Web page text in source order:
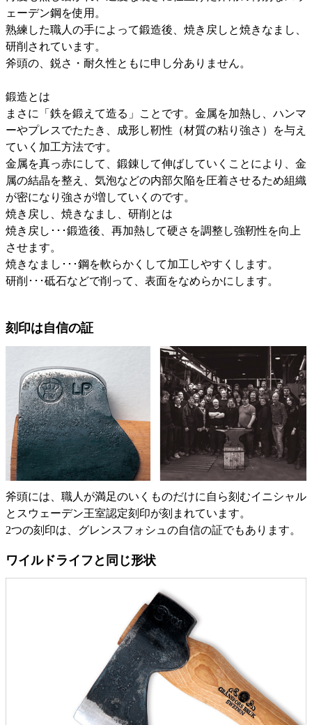
ェーデン鋼を使用。
熟練した職人の手によって鍛造後、焼き戻しと焼きなまし、
研削されています。
斧頭の、鋭さ・耐久性ともに申し分ありません。
鍛造とは
まさに「鉄を鍛えて造る」ことです。金属を加熱し、ハンマ
ーやプレスでたたき、成形し靭性（材質の粘り強さ）を与え
ていく加工方法です。
金属を真っ赤にして、鍛錬して伸ばしていくことにより、金
属の結晶を整え、気泡などの内部欠陥を圧着させるため組織
が密になり強さが増していくのです。
焼き戻し、焼きなまし、研削とは
焼き戻し･･･鍛造後、再加熱して硬さを調整し強靭性を向上
させます。
焼きなまし･･･鋼を軟らかくして加工しやすくします。
研削･･･砥石などで削って、表面をなめらかにします。
刻印は自信の証
斧頭には、職人が満足のいくものだけに自ら刻むイニシャル
とスウェーデン王室認定刻印が刻まれています。
2つの刻印は、グレンスフォシュの自信の証でもあります。
ワイルドライフと同じ形状